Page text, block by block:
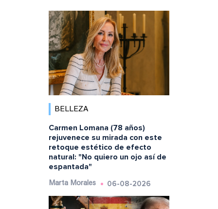
BELLEZA
Carmen Lomana (78 años)
rejuvenece su mirada con este
retoque estético de efecto
natural: "No quiero un ojo así de
espantada"
Marta Morales 06-08-2026